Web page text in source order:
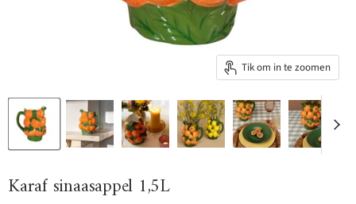
Tik om in te zoomen
Karaf sinaasappel 1,5L